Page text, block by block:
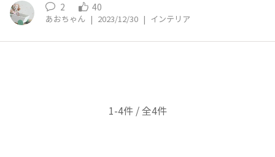
2 40
あおちゃん | 2023/12/30 | インテリア
1-4件 / 全4件